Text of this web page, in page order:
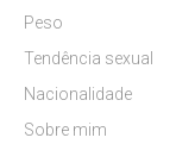
Peso
Tendência sexual
Nacionalidade
Sobre mim